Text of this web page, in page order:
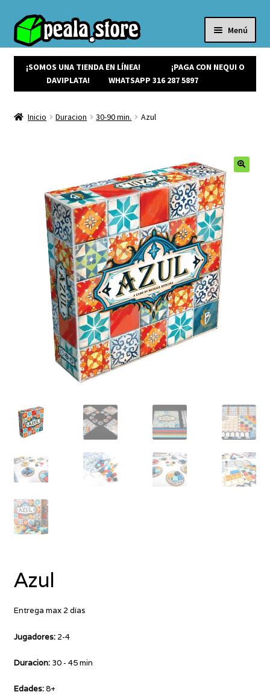
Menú
Productos
¡Ofertas!
¡NUEVOS!
Contacto
¡SOMOS UNA TIENDA EN LÍNEA!
¡PAGA CON NEQUI O
DAVIPLATA!
WHATSAPP 316 287 5897
Inicio Duracion 30-90 min. Azul
Azul
Entrega max 2 días
Jugadores: 2-4
Duracion: 30 - 45 min
Edades:8+